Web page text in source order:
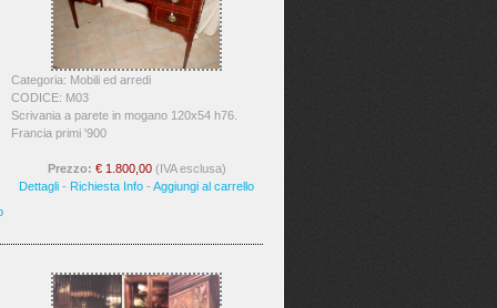
Categoria: Mobili ed arredi
CODICE: M03
Scrivania a parete in mogano 120x54 h76.
Francia primi '900
Prezzo: € 1.800,00(IVA esclusa)
Dettagli - Richiesta Info - Aggiungi al carrello